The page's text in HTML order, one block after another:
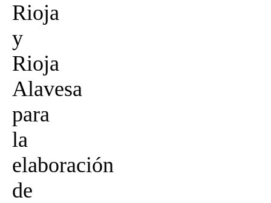
Rioja
y
Rioja
Alavesa
para
la
elaboración
de